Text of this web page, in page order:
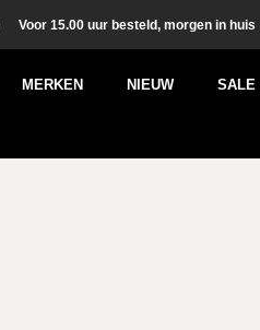
Voor 15.00 uur besteld, morgen in huis
MERKEN NIEUW SALE